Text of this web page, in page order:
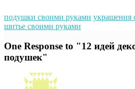
подушки своими руками украшения
шитье своими руками
One Response to "12 идей
подушек"